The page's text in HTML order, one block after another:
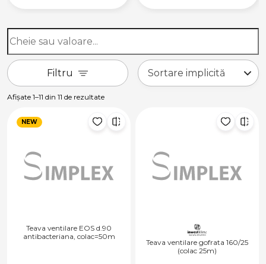
Filtru
Afișate 1–11 din 11 de rezultate
NEW
Teava ventilare EOS d.90
antibacteriana, colac=50m
Teava ventilare gofrata 160/25
(colac 25m)